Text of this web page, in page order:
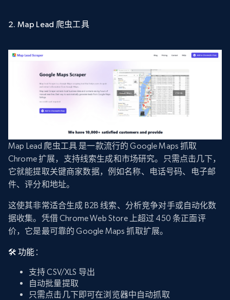
2. Map Lead 爬虫工具
Map Lead 爬虫工具 是一款流行的 Google Maps 抓取
Chrome 扩展，支持线索生成和市场研究。只需点击几下，
它就能提取关键商家数据，例如名称、电话号码、电子邮
件、评分和地址。
这使其非常适合生成 B2B 线索、分析竞争对手或自动化数
据收集。凭借 Chrome Web Store 上超过 450 条正面评
价，它是最可靠的 Google Maps 抓取扩展。
🛠️ 功能 ：
支持 CSV/XLS 导出
自动批量提取
只需点击几下即可在浏览器中自动抓取